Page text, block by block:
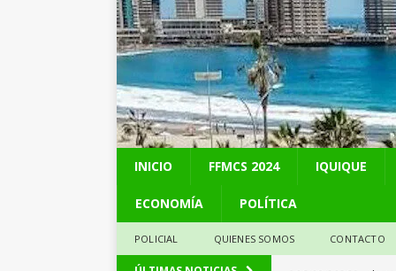
INICIO FFMCS 2024 IQUIQUE
ECONOMÍA POLÍTICA
POLICIAL QUIENES SOMOS CONTACTO